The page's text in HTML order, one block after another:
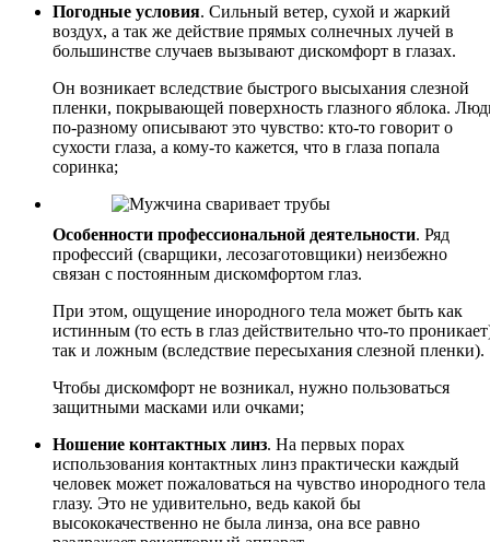
Погодные условия. Сильный ветер, сухой и жаркий
воздух, а так же действие прямых солнечных лучей в
большинстве случаев вызывают дискомфорт в глазах.
Он возникает вследствие быстрого высыхания слезной
пленки, покрывающей поверхность глазного яблока.
по-разному описывают это чувство: кто-то говорит о
сухости глаза, а кому-то кажется, что в глаза попала
соринка;
Особенности профессиональной деятельности. Ряд
профессий (сварщики, лесозаготовщики) неизбежно
связан с постоянным дискомфортом глаз.
При этом, ощущение инородного тела может быть как
истинным (то есть в глаз действительно что-то
так и ложным (вследствие пересыхания слезной пленки).
Чтобы дискомфорт не возникал, нужно пользоваться
защитными масками или очками;
Ношение контактных линз. На первых порах
использования контактных линз практически каждый
человек может пожаловаться на чувство инородного тела
глазу. Это не удивительно, ведь какой бы
высококачественно не была линза, она все равно